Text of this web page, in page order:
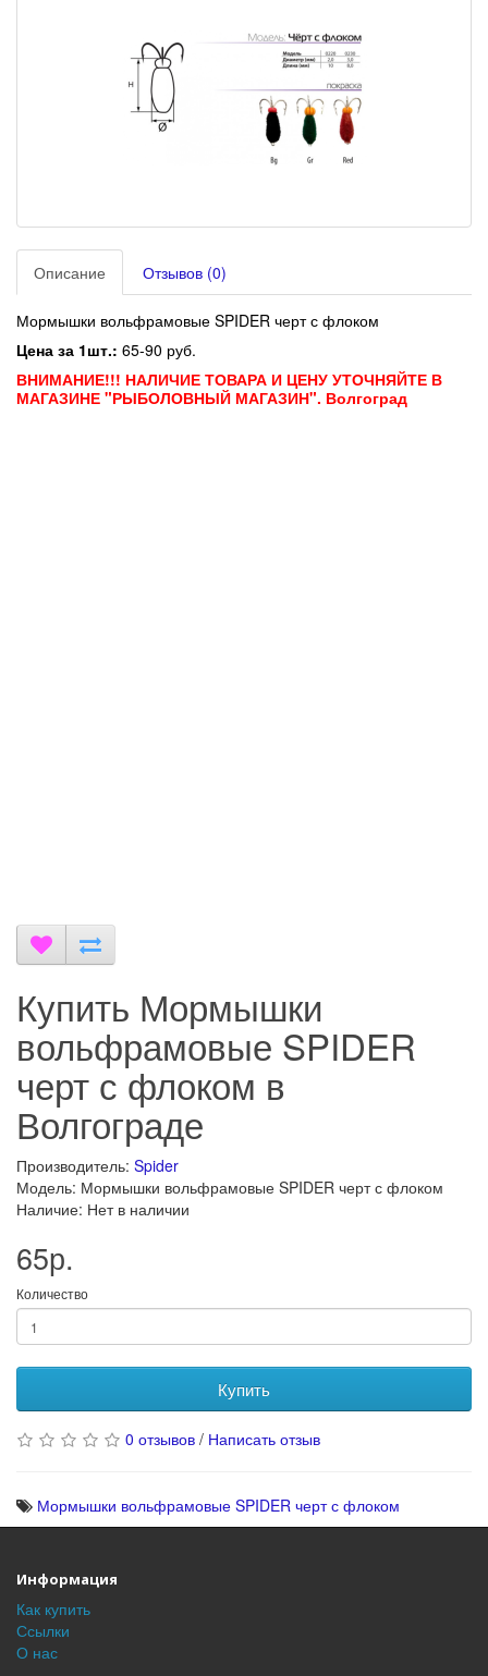
Описание Отзывов (0)
Мормышки вольфрамовые SPIDER черт с флоком
Цена за 1шт.: 65-90 руб.
ВНИМАНИЕ!!! НАЛИЧИЕ ТОВАРА И ЦЕНУ УТОЧНЯЙТЕ В
МАГАЗИНЕ "РЫБОЛОВНЫЙ МАГАЗИН". Волгоград
Купить Мормышки
вольфрамовые SPIDER
черт с флоком в
Волгограде
Производитель: Spider
Модель: Мормышки вольфрамовые SPIDER черт с флоком
Наличие: Нет в наличии
65р.
Количество
Купить
0 отзывов / Написать отзыв
Мормышки вольфрамовые SPIDER черт с флоком
Информация
Как купить
Ссылки
О нас